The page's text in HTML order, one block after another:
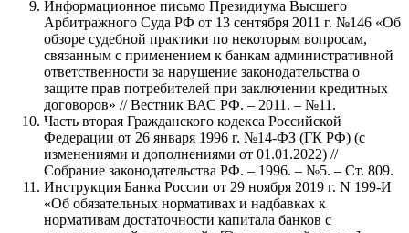
Информационное письмо Президиума Высшего
Арбитражного Суда РФ от 13 сентября 2011 г. №146 «Об
обзоре судебной практики по некоторым вопросам,
связанным с применением к банкам административной
ответственности за нарушение законодательства о
защите прав потребителей при заключении кредитных
договоров» // Вестник ВАС РФ. – 2011. – №11.
Часть вторая Гражданского кодекса Российской
Федерации от 26 января 1996 г. №14-ФЗ (ГК РФ) (с
изменениями и дополнениями от 01.01.2022) //
Собрание законодательства РФ. – 1996. – №5. – Ст. 809.
Инструкция Банка России от 29 ноября 2019 г. N 199-И
«Об обязательных нормативах и надбавках к
нормативам достаточности капитала банков с